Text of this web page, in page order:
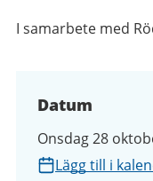
I samarbete med
Datum
Onsdag 28
Lägg till i